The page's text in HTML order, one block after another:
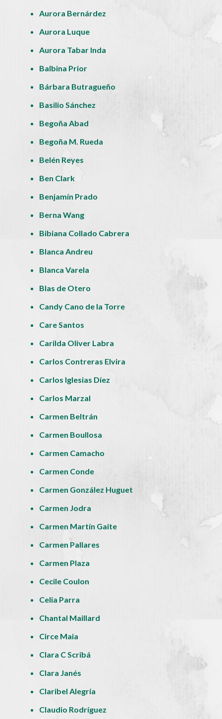
Aurora Bernárdez
Aurora Luque
Aurora Tabar Inda
Balbina Prior
Bárbara Butragueño
Basilio Sánchez
Begoña Abad
Begoña M. Rueda
Belén Reyes
Ben Clark
Benjamín Prado
Berna Wang
Bibiana Collado Cabrera
Blanca Andreu
Blanca Varela
Blas de Otero
Candy Cano de la Torre
Care Santos
Carilda Oliver Labra
Carlos Contreras Elvira
Carlos Iglesias Díez
Carlos Marzal
Carmen Beltrán
Carmen Boullosa
Carmen Camacho
Carmen Conde
Carmen González Huguet
Carmen Jodra
Carmen Martín Gaite
Carmen Pallares
Carmen Plaza
Cecile Coulon
Celia Parra
Chantal Maillard
Circe Maia
Clara C Scribá
Clara Janés
Claribel Alegría
Claudio Rodríguez